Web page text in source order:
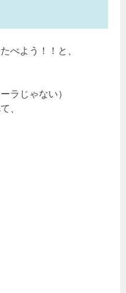
べよう！！と、
ラじゃない）
、